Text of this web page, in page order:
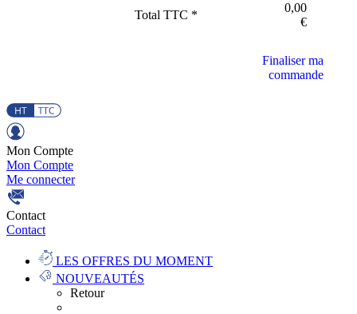
Total TTC *
0,00
€
Finaliser ma
commande
Mon Compte
Mon Compte
Me connecter
Contact
Contact
LES OFFRES DU MOMENT
NOUVEAUTÉS
Retour